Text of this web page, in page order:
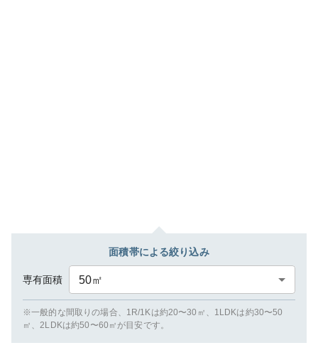
面積帯による絞り込み
専有面積 50㎡
※一般的な間取りの場合、1R/1Kは約20〜30㎡、1LDKは約30〜50
㎡、2LDKは約50〜60㎡が目安です。